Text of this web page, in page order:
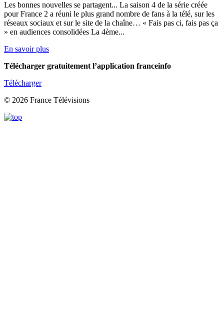
Les bonnes nouvelles se partagent... La saison 4 de la série créée
pour France 2 a réuni le plus grand nombre de fans à la télé, sur les
réseaux sociaux et sur le site de la chaîne… « Fais pas ci, fais pas ça
» en audiences consolidées La 4ème...
En savoir plus
Télécharger gratuitement l’application franceinfo
Télécharger
© 2026 France Télévisions